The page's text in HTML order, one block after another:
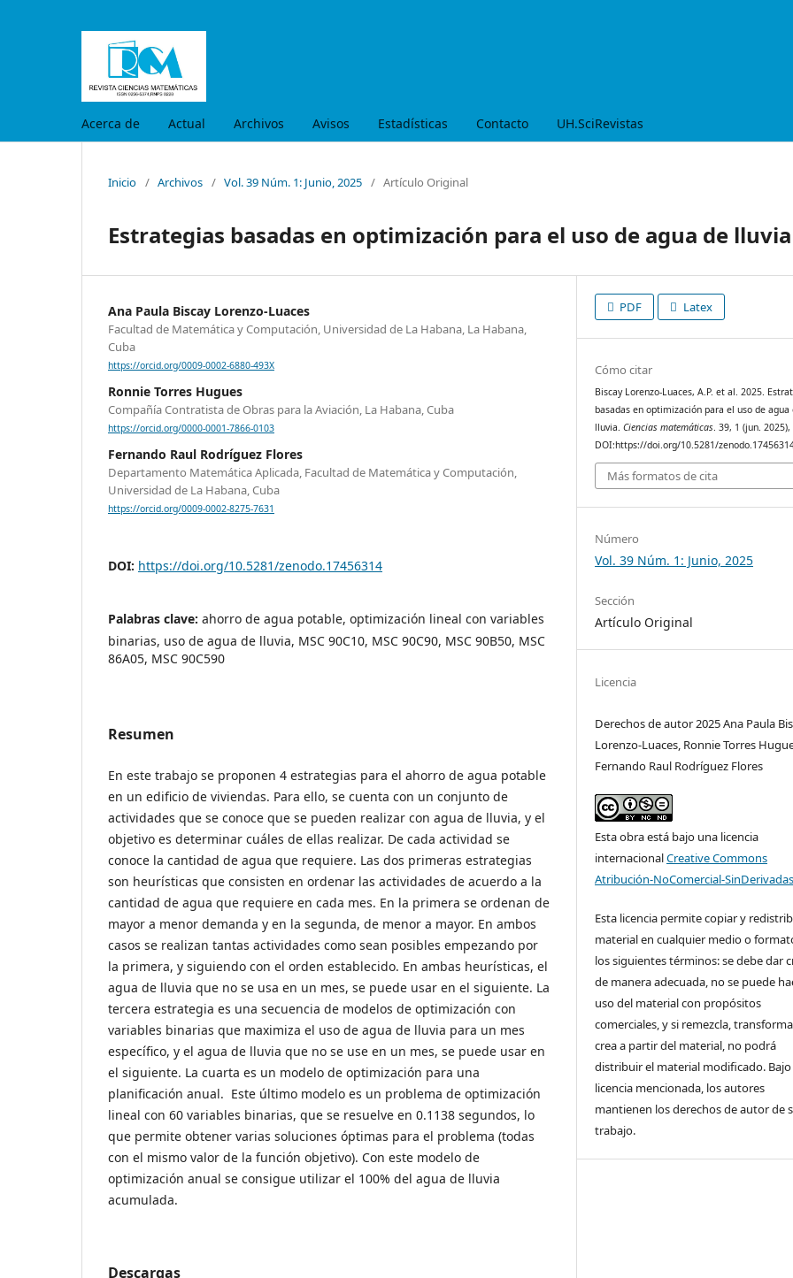
Acerca de Actual Archivos Avisos Estadísticas Contacto UH.SciRevistas
Inicio / Archivos / Vol. 39 Núm. 1: Junio, 2025 / Artículo Original
Estrategias basadas en optimización para el uso de agua de lluvia
Ana Paula Biscay Lorenzo-Luaces
Facultad de Matemática y Computación, Universidad de La Habana, La Habana,
Cuba
https://orcid.org/0009-0002-6880-493X
Ronnie Torres Hugues
Compañía Contratista de Obras para la Aviación, La Habana, Cuba
https://orcid.org/0000-0001-7866-0103
Fernando Raul Rodríguez Flores
Departamento Matemática Aplicada, Facultad de Matemática y Computación,
Universidad de La Habana, Cuba
https://orcid.org/0009-0002-8275-7631
DOI: https://doi.org/10.5281/zenodo.17456314
Palabras clave: ahorro de agua potable, optimización lineal con variables
binarias, uso de agua de lluvia, MSC 90C10, MSC 90C90, MSC 90B50, MSC
86A05, MSC 90C590
Resumen
En este trabajo se proponen 4 estrategias para el ahorro de agua potable
en un edificio de viviendas. Para ello, se cuenta con un conjunto de
actividades que se conoce que se pueden realizar con agua de lluvia, y el
objetivo es determinar cuáles de ellas realizar. De cada actividad se
conoce la cantidad de agua que requiere. Las dos primeras estrategias
son heurísticas que consisten en ordenar las actividades de acuerdo a la
cantidad de agua que requiere en cada mes. En la primera se ordenan de
mayor a menor demanda y en la segunda, de menor a mayor. En ambos
casos se realizan tantas actividades como sean posibles empezando por
la primera, y siguiendo con el orden establecido. En ambas heurísticas, el
agua de lluvia que no se usa en un mes, se puede usar en el siguiente. La
tercera estrategia es una secuencia de modelos de optimización con
variables binarias que maximiza el uso de agua de lluvia para un mes
específico, y el agua de lluvia que no se use en un mes, se puede usar en
el siguiente. La cuarta es un modelo de optimización para una
planificación anual. Este último modelo es un problema de optimización
lineal con 60 variables binarias, que se resuelve en 0.1138 segundos, lo
que permite obtener varias soluciones óptimas para el problema (todas
con el mismo valor de la función objetivo). Con este modelo de
optimización anual se consigue utilizar el 100% del agua de lluvia
acumulada.
Descargas
PDF Latex
Cómo citar
Biscay Lorenzo-Luaces, A.P. et al. 2025.
basadas en optimización para el uso de agua
lluvia.Ciencias matemáticas. 39, 1 (jun. 2025),
DOI:https://doi.org/10.5281/
Más formatos de cita
Número
Vol. 39 Núm. 1: Junio, 2025
Sección
Artículo Original
Licencia
Derechos de autor 2025 Ana Paula
Lorenzo-Luaces, Ronnie Torres
Fernando Raul Rodríguez Flores
Esta obra está bajo una licencia
internacionalCreative Commons
Atribución-NoComercial-
Esta licencia permite copiar y
material en cualquier medio o
los siguientes términos: se debe dar
de manera adecuada, no se puede
uso del material con propósitos
comerciales, y si remezcla,
crea a partir del material, no podrá
distribuir el material modificado. Bajo
licencia mencionada, los autores
mantienen los derechos de autor de
trabajo.